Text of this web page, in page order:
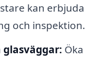
kan erbjuda
och inspektion.
Öka